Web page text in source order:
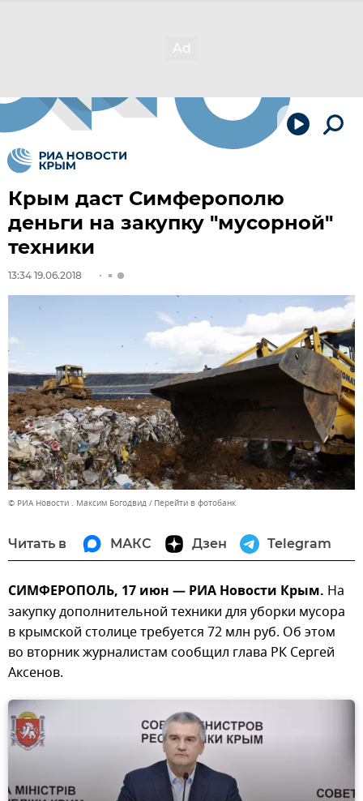
Крым даст Симферополю
деньги на закупку "мусорной"
техники
13:34 19.06.2018
© РИА Новости . Максим Богодвид Перейти в фотобанк
Читать в МАКС Дзен Telegram
СИМФЕРОПОЛЬ, 17 июн — РИА Новости Крым. На
закупку дополнительной техники для уборки мусора
в крымской столице требуется 72 млн руб. Об этом
во вторник журналистам сообщил глава РК Сергей
Аксенов.